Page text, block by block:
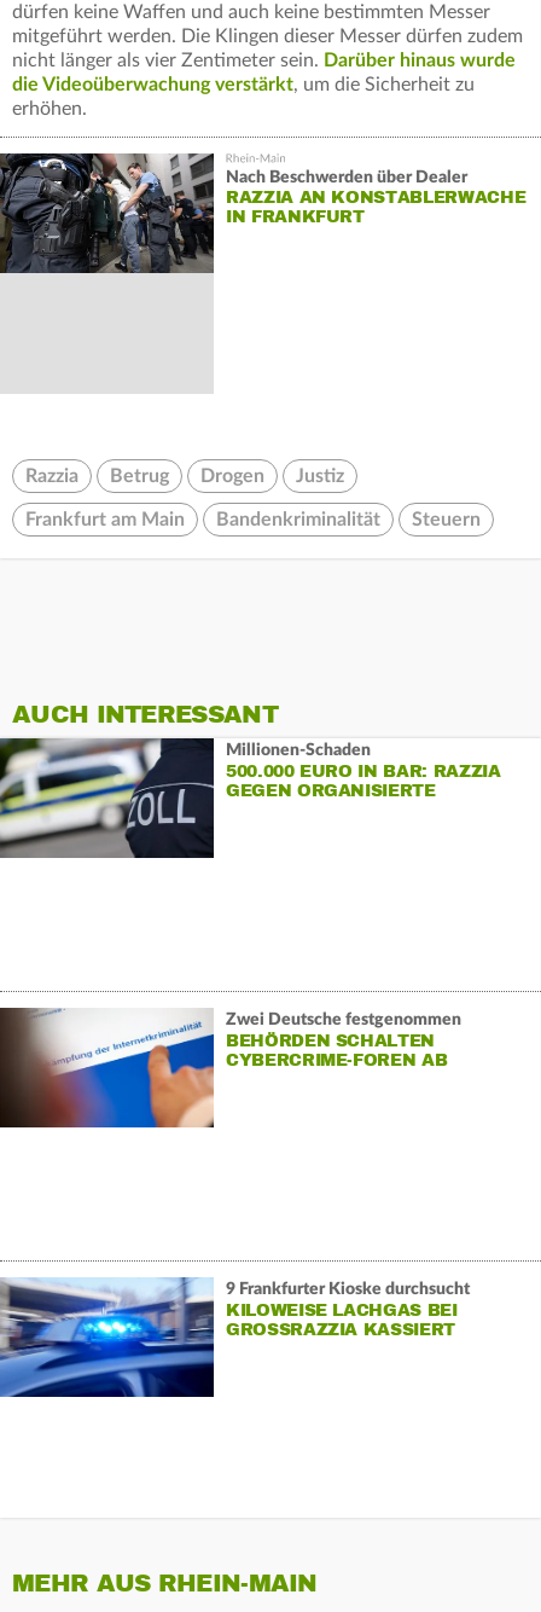
dürfen keine Waffen und auch keine bestimmten Messer
mitgeführt werden. Die Klingen dieser Messer dürfen zudem
nicht länger als vier Zentimeter sein. Darüber hinaus wurde
die Videoüberwachung verstärkt, um die Sicherheit zu
erhöhen.
Nach Beschwerden über Dealer
RAZZIA AN KONSTABLERWACHE
IN FRANKFURT
Razzia Betrug Drogen Justiz
Frankfurt am Main Bandenkriminalität Steuern
AUCH INTERESSANT
Millionen-Schaden
500.000 EURO IN BAR: RAZZIA
GEGEN ORGANISIERTE
Zwei Deutsche festgenommen
BEHÖRDEN SCHALTEN
CYBERCRIME-FOREN AB
9 Frankfurter Kioske durchsucht
KILOWEISE LACHGAS BEI
GROSSRAZZIA KASSIERT
MEHR AUS RHEIN-MAIN